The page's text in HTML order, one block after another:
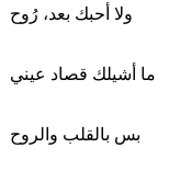
ولا أحبك بعد، رُوح
ما أشيلك قصاد عيني
بس بالقلب والروح